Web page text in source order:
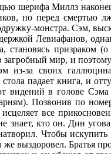
шерифа Миллз
но перед смертью
монстра. Сэм,
Левиафанов,
становясь призраком
загробный мир, и
из-за своих
падает книга, и
видений в голове
Позвонив по
все
кто он. Дин
Чтобы
выздоровел. Братья